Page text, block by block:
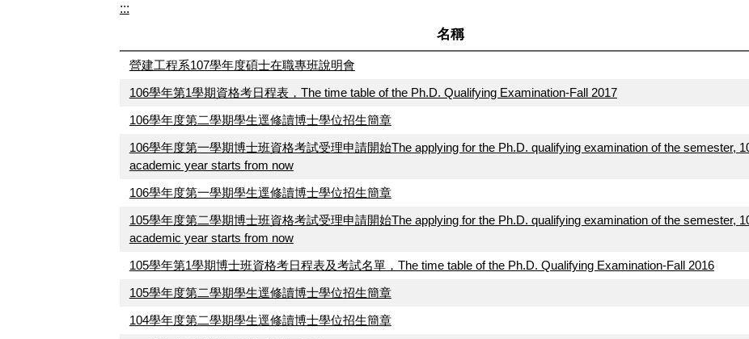
:::
名稱
營建工程系107學年度碩士在職專班說明會
106學年第1學期資格考日程表，The time table of the Ph.D. Qualifying Examination-Fall 2017
106學年度第二學期學生逕修讀博士學位招生簡章
106學年度第一學期博士班資格考試受理申請開始The applying for the Ph.D. qualifying examination of the semester,
academic year starts from now
106學年度第一學期學生逕修讀博士學位招生簡章
105學年度第二學期博士班資格考試受理申請開始The applying for the Ph.D. qualifying examination of the semester,
academic year starts from now
105學年第1學期博士班資格考日程表及考試名單，The time table of the Ph.D. Qualifying Examination-Fall 2016
105學年度第二學期學生逕修讀博士學位招生簡章
104學年度第二學期學生逕修讀博士學位招生簡章